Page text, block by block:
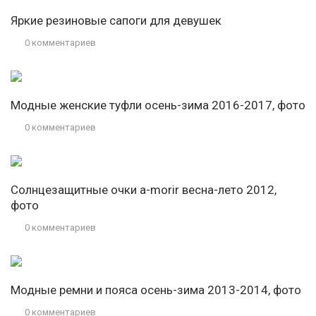
Яркие резиновые сапоги для девушек
0 комментариев
Модные женские туфли осень-зима 2016-2017, фото
0 комментариев
Солнцезащитные очки a-morir весна-лето 2012,
фото
0 комментариев
Модные ремни и пояса осень-зима 2013-2014, фото
0 комментариев